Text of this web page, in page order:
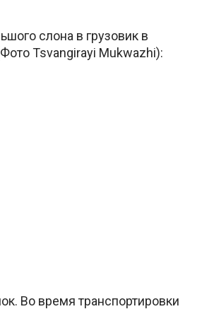
слона в грузовик в
Tsvangirayi Mukwazhi):
Во время транспортировки